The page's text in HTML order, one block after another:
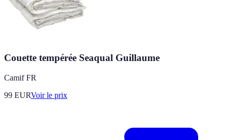
Couette tempérée Seaqual Guillaume
Camif FR
99 EURVoir le prix